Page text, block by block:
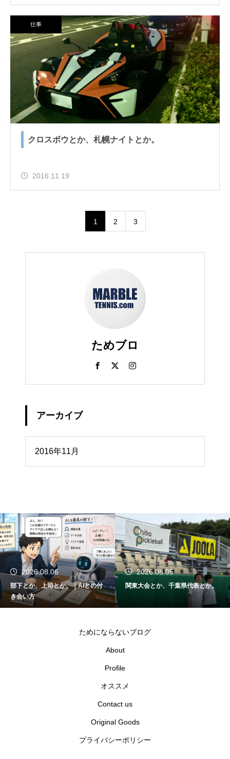
仕事
クロスボウとか、札幌ナイトとか。
2016.11.19
1 2 3
ためブロ
アーカイブ
2026.08.06
部下とか、上司とか。｜AIとの付
き合い方
2026.08.05
関東大会とか、千葉県代表とか。
ためにならないブログ
About
Profile
オススメ
Contact us
Original Goods
プライバシーポリシー